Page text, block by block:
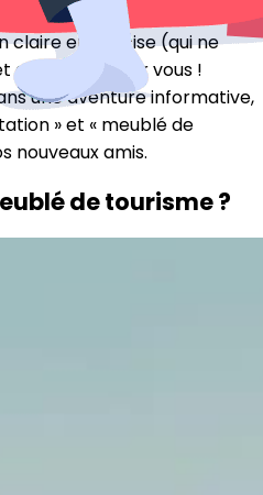
curieux ou juste
claire et concise (qui ne
article est pour vous !
une aventure informative,
» et « meublé de
nouveaux amis.
de tourisme ?